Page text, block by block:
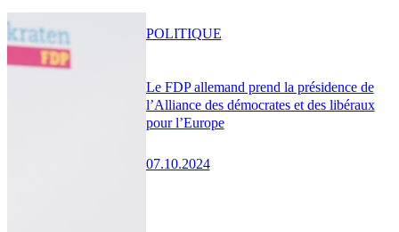
Le FDP allemand prend la présidence de
l’Alliance des démocrates et des libéraux
pour l’Europe
07.10.2024
POLITIQUE